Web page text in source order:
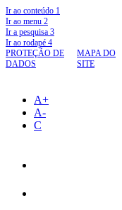
Ir ao conteúdo 1
Ir ao menu 2
Ir a pesquisa 3
Ir ao rodapé 4
PROTEÇÃO DE
DADOS
MAPA DO
SITE
A+
A-
C